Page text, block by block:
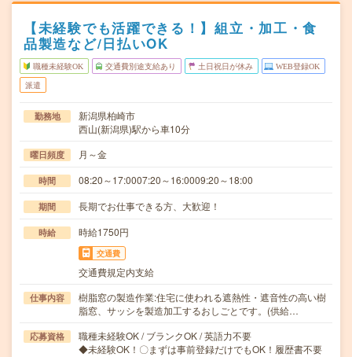
【未経験でも活躍できる！】組立・加工・食
品製造など/日払いOK
職種未経験OK 交通費別途支給あり 土日祝日が休み WEB登録OK
派遣
勤務地
新潟県柏崎市
西山(新潟県)駅から車10分
曜日頻度 月～金
時間 08:20～17:0007:20～16:0009:20～18:00
期間 長期でお仕事できる方、大歓迎！
時給 時給1750円
交通費
交通費規定内支給
仕事内容
樹脂窓の製造作業:住宅に使われる遮熱性・遮音性の高い樹
脂窓、サッシを製造加工するおしごとです。(供給…
応募資格
職種未経験OK / ブランクOK / 英語力不要
◆未経験OK！〇まずは事前登録だけでもOK！履歴書不要